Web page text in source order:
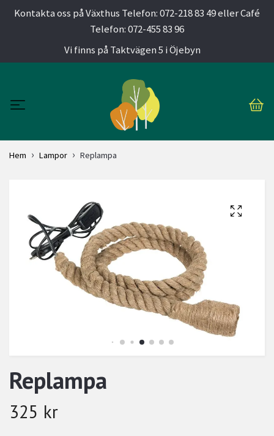
Kontakta oss på Växthus Telefon: 072-218 83 49 eller Café
Telefon: 072-455 83 96
Vi finns på Taktvägen 5 i Öjebyn
Hem Lampor Replampa
Replampa
325 kr